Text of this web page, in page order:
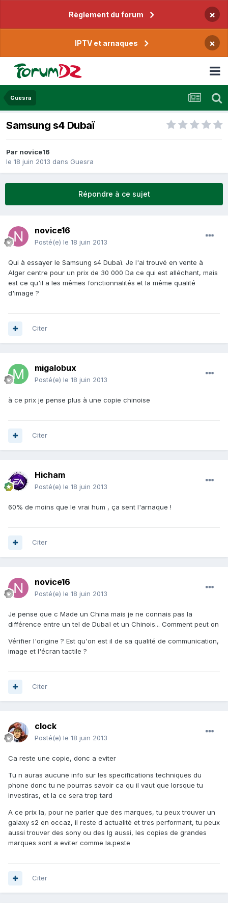
Règlement du forum ×
IPTV et arnaques ×
Guesra
Samsung s4 Dubaï
Par novice16
le 18 juin 2013 dans Guesra
Répondre à ce sujet
novice16
Posté(e) le 18 juin 2013
Qui à essayer le Samsung s4 Dubaï. Je l'ai trouvé en vente à
Alger centre pour un prix de 30 000 Da ce qui est alléchant, mais
est ce qu'il a les mêmes fonctionnalités et la même qualité
d'image ?
Citer
migalobux
Posté(e) le 18 juin 2013
à ce prix je pense plus à une copie chinoise
Citer
Hicham
Posté(e) le 18 juin 2013
60% de moins que le vrai hum , ça sent l'arnaque !
Citer
novice16
Posté(e) le 18 juin 2013
Je pense que c Made un China mais je ne connais pas la
différence entre un tel de Dubaï et un Chinois... Comment peut on
Vérifier l'origine ? Est qu'on est il de sa qualité de communication,
image et l'écran tactile ?
Citer
clock
Posté(e) le 18 juin 2013
Ca reste une copie, donc a eviter
Tu n auras aucune info sur les specifications techniques du
phone donc tu ne pourras savoir ca qu il vaut que lorsque tu
investiras, et la ce sera trop tard
A ce prix la, pour ne parler que des marques, tu peux trouver un
galaxy s2 en occaz, il reste d actualité et tres performant, tu peux
aussi trouver des sony ou des lg aussi, les copies de grandes
marques sont a eviter comme la.peste
Citer